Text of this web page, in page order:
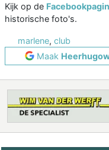
Kijk op de
historische foto's.
marlene, club
Maak